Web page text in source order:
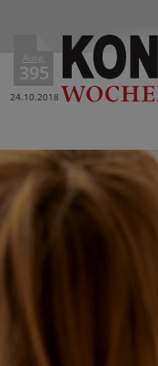
Ausg.
395
24.10.2018